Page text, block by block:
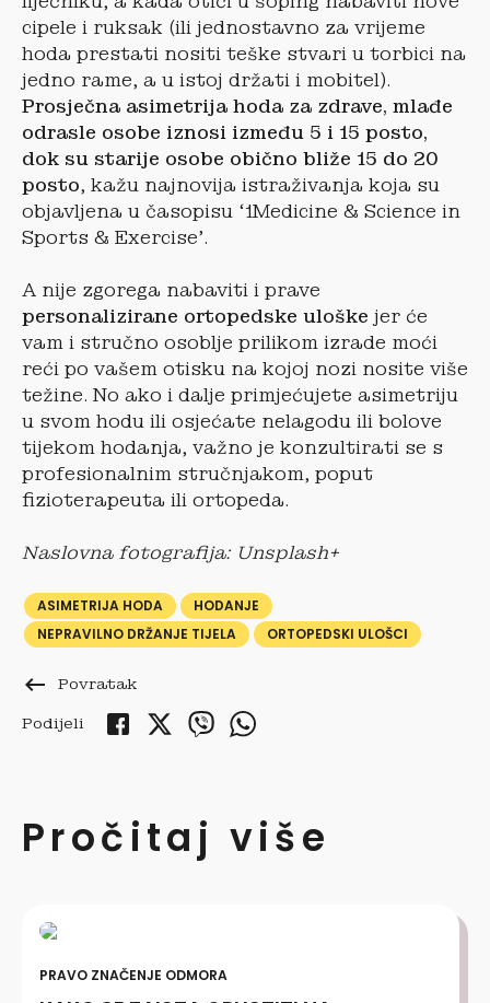
cipele i ruksak (ili jednostavno za vrijeme
hoda prestati nositi teške stvari u torbici na
jedno rame, a u istoj držati i mobitel).
Prosječna asimetrija hoda za zdrave, mlađe
odrasle osobe iznosi između 5 i 15 posto,
dok su starije osobe obično bliže 15 do 20
posto, kažu najnovija istraživanja koja su
objavljena u časopisu ‘1Medicine & Science in
Sports & Exercise’.
A nije zgorega nabaviti i prave
personalizirane ortopedske uloške jer će
vam i stručno osoblje prilikom izrade moći
reći po vašem otisku na kojoj nozi nosite više
težine. No ako i dalje primjećujete asimetriju
u svom hodu ili osjećate nelagodu ili bolove
tijekom hodanja, važno je konzultirati se s
profesionalnim stručnjakom, poput
fizioterapeuta ili ortopeda.
Naslovna fotografija: Unsplash+
ASIMETRIJA HODA
HODANJE
NEPRAVILNO DRŽANJE TIJELA
ORTOPEDSKI ULOŠCI
keyboard_backspace Povratak
Podijeli
Pročitaj više
PRAVO ZNAČENJE ODMORA